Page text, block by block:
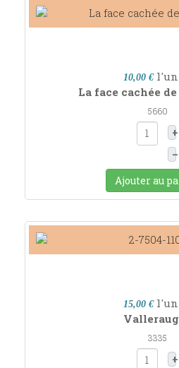
10,00 €
La face cachée
5660
+
–
Ajouter au
15,00 €
3335
+